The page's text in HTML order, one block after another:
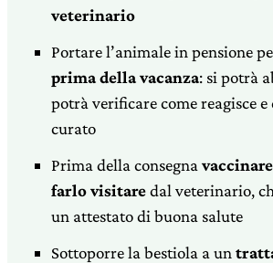
veterinario
Portare l’animale in pensione
prima della vacanza: si potrà
potrà verificare come reagisce e
curato
Prima della consegna
farlo visitaredal veterinario,
un attestato di buona salute
Sottoporre la bestiola a un